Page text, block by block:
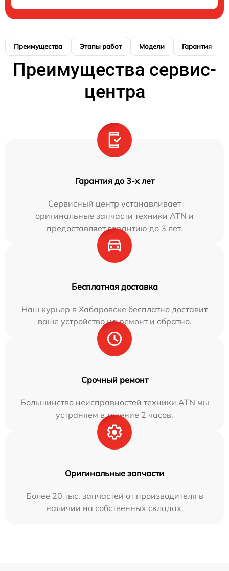
Преимущества Этапы работ Модели Гарантия
Преимущества сервис-
центра
Гарантия до 3-х лет
Сервисный центр устанавливает
оригинальные запчасти техники ATN и
предоставляет гарантию до 3 лет.
Бесплатная доставка
Наш курьер в Хабаровске бесплатно доставит
ваше устройство на ремонт и обратно.
Срочный ремонт
Большинство неисправностей техники ATN мы
устраняем в течение 2 часов.
Оригинальные запчасти
Более 20 тыс. запчастей от производителя в
наличии на собственных складах.